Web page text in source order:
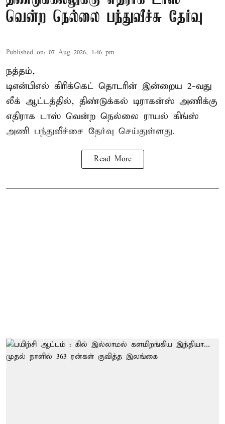
வென்ற நெல்லை பந்துவீச்சு தேர்வு
Published on: 07 Aug 2026, 1:46 pm
நத்தம்,
டிஎன்பிஎல் கிரிக்கெட் தொடரின் இன்றைய 2-வது
லீக் ஆட்டத்தில், திண்டுக்கல் டிராகன்ஸ் அணிக்கு
எதிராக டாஸ் வென்ற நெல்லை ராயல் கிங்ஸ்
அணி பந்துவீச்சை தேர்வு செய்துள்ளது.
Read More